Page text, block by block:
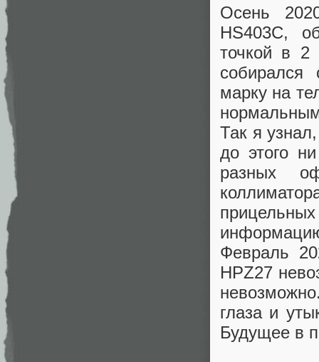
Осень
HS403C,
точкой в 2
собирался
марку на
Так я
до этого
разных
Февраль
HPZ27
глаза и
Будущее в